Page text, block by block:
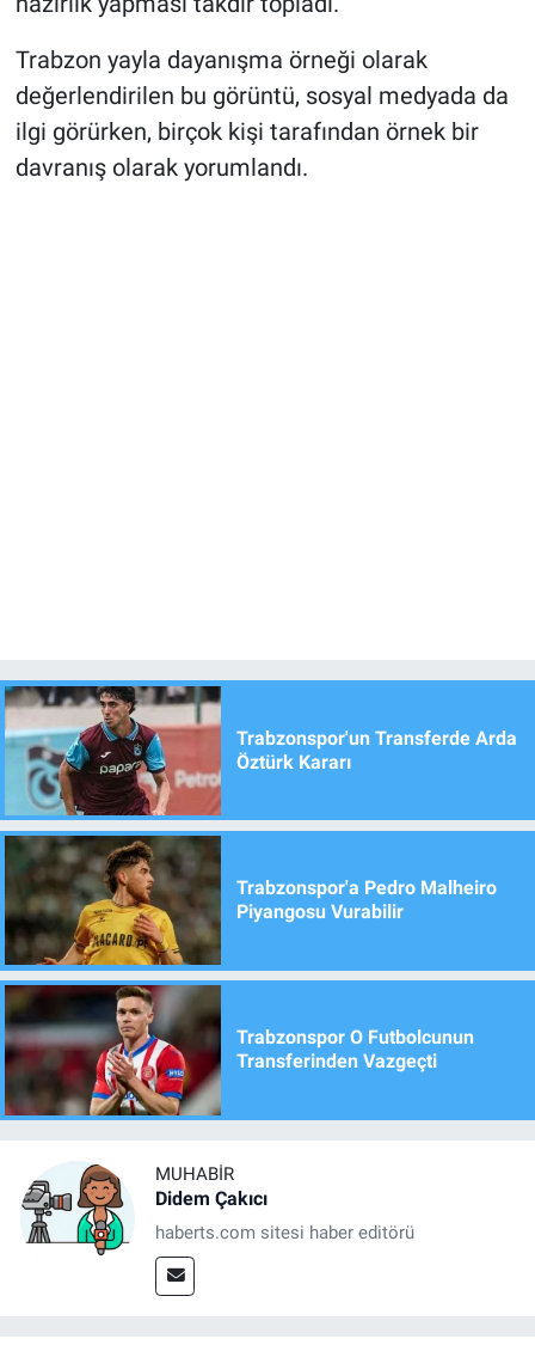
Trabzon yayla dayanışma örneği olarak
değerlendirilen bu görüntü, sosyal medyada da
ilgi görürken, birçok kişi tarafından örnek bir
davranış olarak yorumlandı.
Trabzonspor'un Transferde Arda
Öztürk Kararı
Trabzonspor'a Pedro Malheiro
Piyangosu Vurabilir
Trabzonspor O Futbolcunun
Transferinden Vazgeçti
MUHABIR
Didem Çakıcı
haberts.com sitesi haber editörü